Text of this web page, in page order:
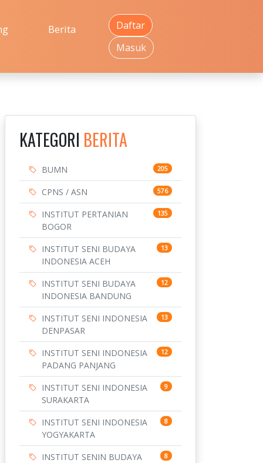
Berita
Daftar
Masuk
KATEGORI BERITA
BUMN 205
CPNS / ASN 576
INSTITUT PERTANIAN
BOGOR
135
INSTITUT SENI BUDAYA
INDONESIA ACEH
13
INSTITUT SENI BUDAYA
INDONESIA BANDUNG
12
INSTITUT SENI INDONESIA
DENPASAR
13
INSTITUT SENI INDONESIA
PADANG PANJANG
12
INSTITUT SENI INDONESIA
SURAKARTA
9
INSTITUT SENI INDONESIA
YOGYAKARTA
8
INSTITUT SENIN BUDAYA
8